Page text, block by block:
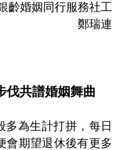
齡婚姻同行服務社工
鄭瑞連
伐共譜婚姻舞曲
多為生計打拼，每日
會期望退休後有更多